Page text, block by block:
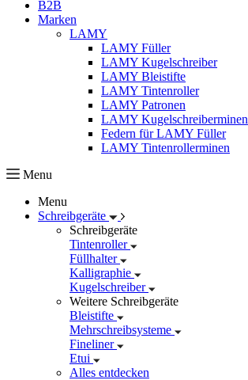
B2B
Marken
LAMY
LAMY Füller
LAMY Kugelschreiber
LAMY Bleistifte
LAMY Tintenroller
LAMY Patronen
LAMY Kugelschreiberminen
Federn für LAMY Füller
LAMY Tintenrollerminen
Menu
Menu
Schreibgeräte
Schreibgeräte
Tintenroller
Füllhalter
Kalligraphie
Kugelschreiber
Weitere Schreibgeräte
Bleistifte
Mehrschreibsysteme
Fineliner
Etui
Alles entdecken